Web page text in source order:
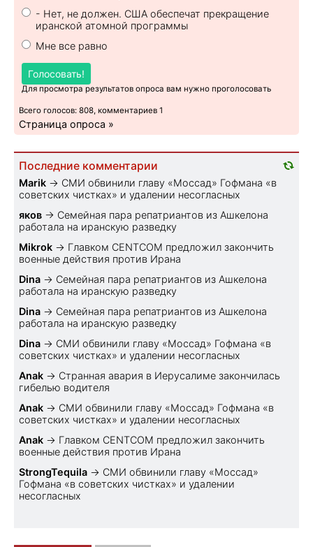
- Нет, не должен. США обеспечат прекращение
иранской атомной программы
Мне все равно
Голосовать!
Для просмотра результатов опроса вам нужно проголосовать
Всего голосов: 808, комментариев 1
Страница опроса »
Последние комментарии
Marik → СМИ обвинили главу «Моссад» Гофмана «в
советских чистках» и удалении несогласных
яков → Семейная пара репатриантов из Ашкелона
работала на иранскую разведку
Mikrok → Главком CENTCOM предложил закончить
военные действия против Ирана
Dina → Семейная пара репатриантов из Ашкелона
работала на иранскую разведку
Dina → Семейная пара репатриантов из Ашкелона
работала на иранскую разведку
Dina → СМИ обвинили главу «Моссад» Гофмана «в
советских чистках» и удалении несогласных
Anak → Странная авария в Иерусалиме закончилась
гибелью водителя
Anak → СМИ обвинили главу «Моссад» Гофмана «в
советских чистках» и удалении несогласных
Anak → Главком CENTCOM предложил закончить
военные действия против Ирана
StrongTequila → СМИ обвинили главу «Моссад»
Гофмана «в советских чистках» и удалении
несогласных